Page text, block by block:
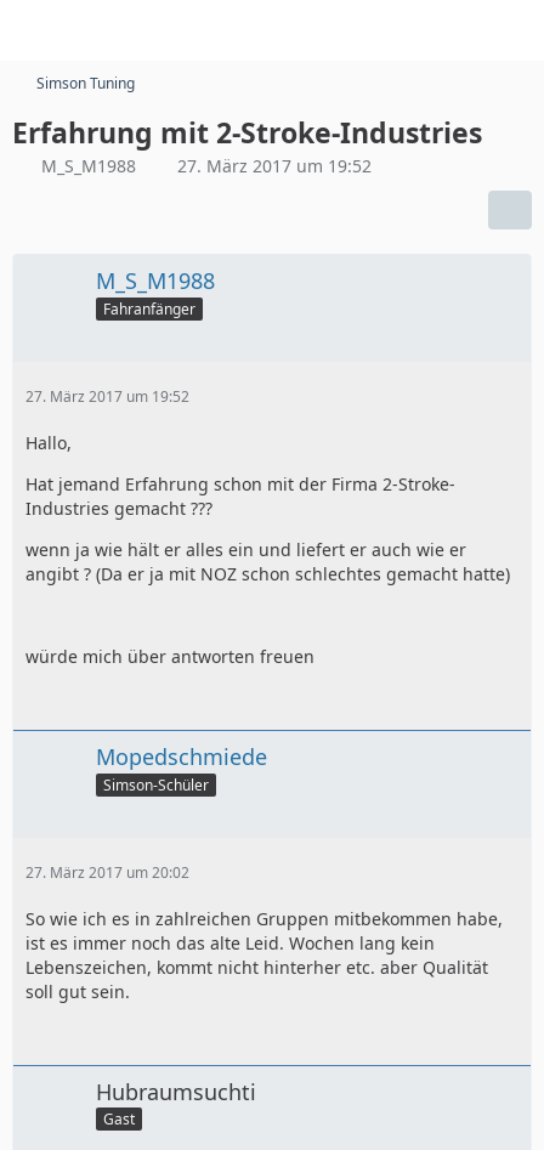
Simson Tuning
Erfahrung mit 2-Stroke-Industries
M_S_M1988 27. März 2017 um 19:52
M_S_M1988
Fahranfänger
27. März 2017 um 19:52
Hallo,
Hat jemand Erfahrung schon mit der Firma 2-Stroke-
Industries gemacht ???
wenn ja wie hält er alles ein und liefert er auch wie er
angibt ? (Da er ja mit NOZ schon schlechtes gemacht hatte)
würde mich über antworten freuen
Mopedschmiede
Simson-Schüler
27. März 2017 um 20:02
So wie ich es in zahlreichen Gruppen mitbekommen habe,
ist es immer noch das alte Leid. Wochen lang kein
Lebenszeichen, kommt nicht hinterher etc. aber Qualität
soll gut sein.
Hubraumsuchti
Gast